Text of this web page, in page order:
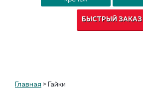
БЫСТРЫЙ ЗАКАЗ
Главная > Гайки